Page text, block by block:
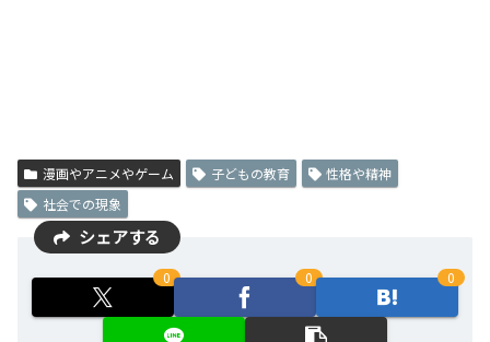
漫画やアニメやゲーム 子どもの教育
性格や精神
社会での現象
シェアする
0 0 0